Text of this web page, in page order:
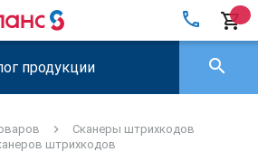
local_phone shopping_cart
продукции search
Сканеры штрихкодов
штрихкодов